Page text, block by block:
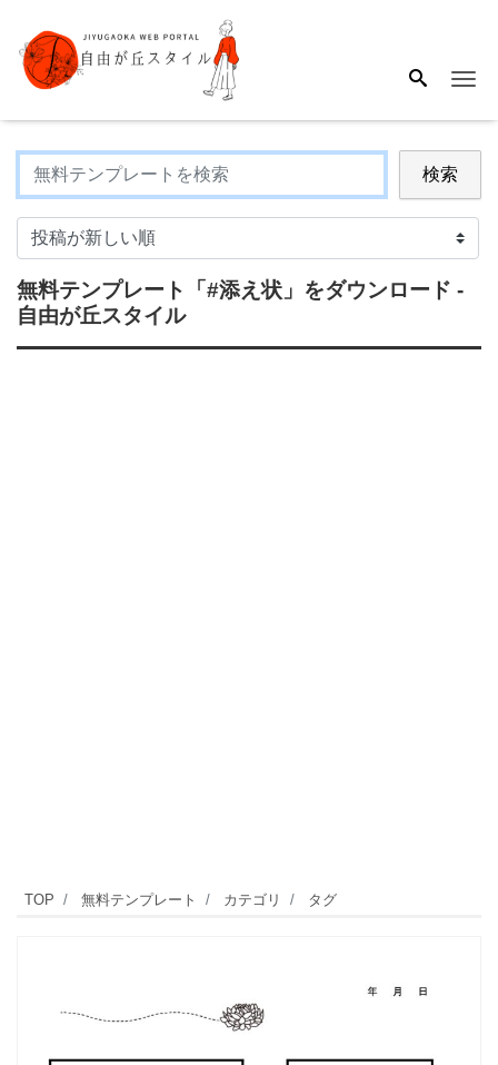
検索
無料テンプレート 「#添え状」 をダウンロード -
自由が丘スタイル
TOP 無料テンプレート カテゴリ タグ